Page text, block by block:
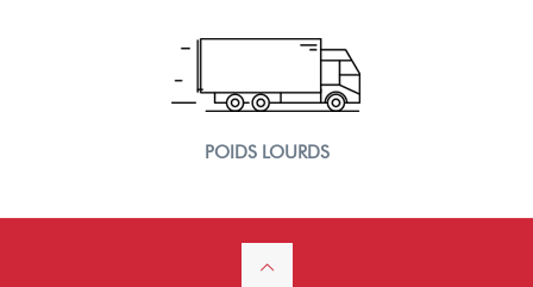
POIDS LOURDS